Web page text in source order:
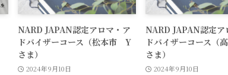
NARD JAPAN認定アロマ・ア
ドバイザーコース（松本市 Y
さま）
2024年9月10日
NARD JAPAN認定ア
ドバイザーコース
さま）
2024年9月10日